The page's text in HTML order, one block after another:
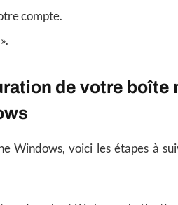
compte.
de votre boîte
Windows, voici les étapes à